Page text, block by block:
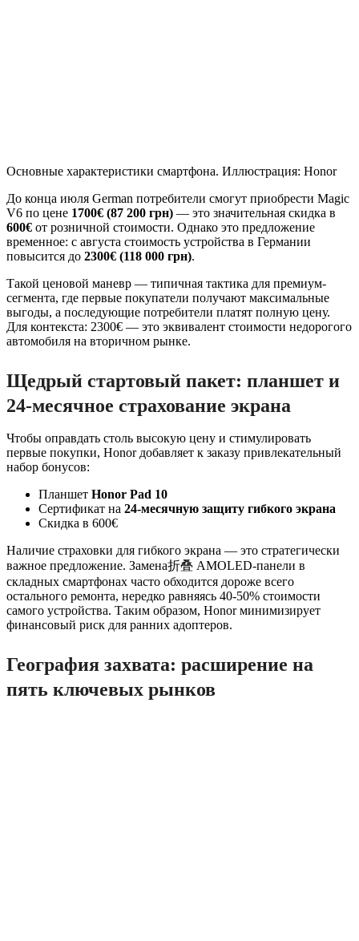
Основные характеристики смартфона. Иллюстрация: Honor
До конца июля German потребители смогут приобрести Magic
V6 по цене 1700€ (87 200 грн) — это значительная скидка в
600€ от розничной стоимости. Однако это предложение
временное: с августа стоимость устройства в Германии
повысится до 2300€ (118 000 грн).
Такой ценовой маневр — типичная тактика для премиум-
сегмента, где первые покупатели получают максимальные
выгоды, а последующие потребители платят полную цену.
Для контекста: 2300€ — это эквивалент стоимости недорогого
автомобиля на вторичном рынке.
Щедрый стартовый пакет: планшет и
24-месячное страхование экрана
Чтобы оправдать столь высокую цену и стимулировать
первые покупки, Honor добавляет к заказу привлекательный
набор бонусов:
Планшет Honor Pad 10
Сертификат на 24-месячную защиту гибкого экрана
Скидка в 600€
Наличие страховки для гибкого экрана — это стратегически
важное предложение. Замена折叠 AMOLED-панели в
складных смартфонах часто обходится дороже всего
остального ремонта, нередко равняясь 40-50% стоимости
самого устройства. Таким образом, Honor минимизирует
финансовый риск для ранних адоптеров.
География захвата: расширение на
пять ключевых рынков